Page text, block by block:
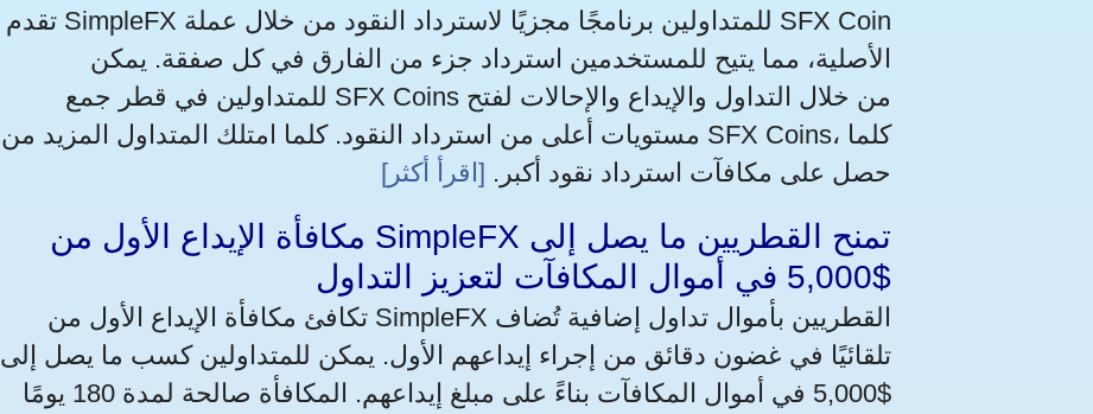
تقدم SimpleFX للمتداولين برنامجًا مجزيًا لاسترداد النقود من خلال عملة SFX Coin
الأصلية، مما يتيح للمستخدمين استرداد جزء من الفارق في كل صفقة. يمكن
للمتداولين في قطر جمع SFX Coins من خلال التداول والإيداع والإحالات لفتح
مستويات أعلى من استرداد النقود. كلما امتلك المتداول المزيد من SFX Coins، كلما
حصل على مكافآت استرداد نقود أكبر. [اقرأ أكثر]
مكافأة الإيداع الأول من SimpleFX تمنح القطريين ما يصل إلى
$5,000 في أموال المكافآت لتعزيز التداول
تكافئ مكافأة الإيداع الأول من SimpleFX القطريين بأموال تداول إضافية تُضاف
تلقائيًا في غضون دقائق من إجراء إيداعهم الأول. يمكن للمتداولين كسب ما يصل إلى
$5,000 في أموال المكافآت بناءً على مبلغ إيداعهم. المكافأة صالحة لمدة 180 يومًا